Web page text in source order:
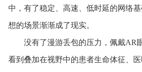
中，有了稳定、高速、低时延的网络
想的场景渐渐成了现实。
没有了漫游丢包的压力，佩戴AR
看到叠加在视野中的患者生命体征、